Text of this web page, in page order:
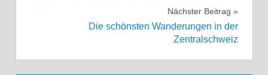
Nächster Beitrag
Die schönsten Wanderungen in der
Zentralschweiz